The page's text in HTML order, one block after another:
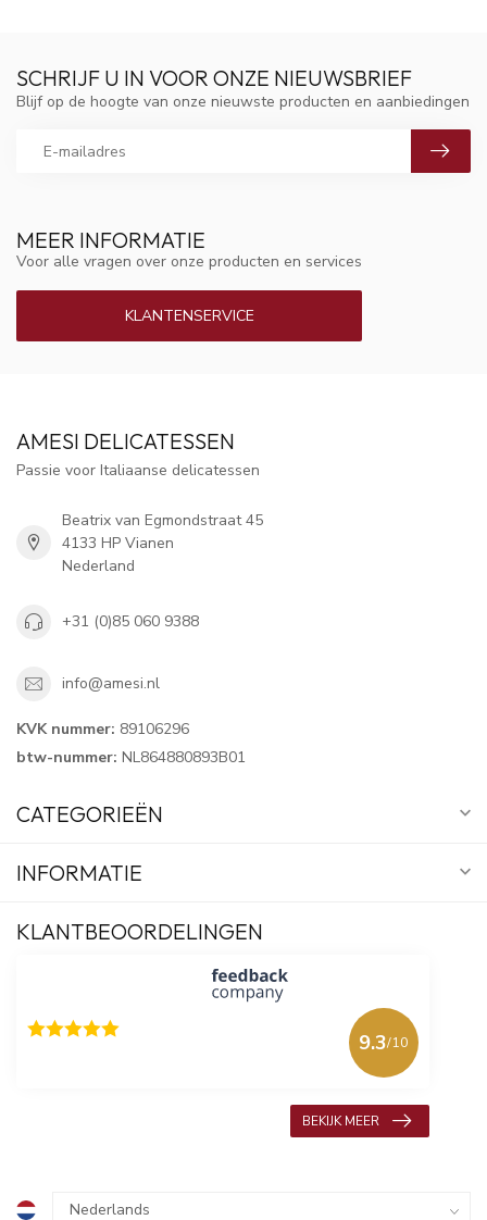
MEER INFORMATIE
Voor alle vragen over onze producten en services
KLANTENSERVICE
SCHRIJF U IN VOOR ONZE NIEUWSBRIEF
Blijf op de hoogte van onze nieuwste producten en aanbiedingen
AMESI DELICATESSEN
Passie voor Italiaanse delicatessen
Beatrix van Egmondstraat 45
4133 HP Vianen
Nederland
+31 (0)85 060 9388
info@amesi.nl
KVK nummer: 89106296
btw-nummer: NL864880893B01
CATEGORIEËN
INFORMATIE
KLANTBEOORDELINGEN
9.3/10
BEKIJK MEER